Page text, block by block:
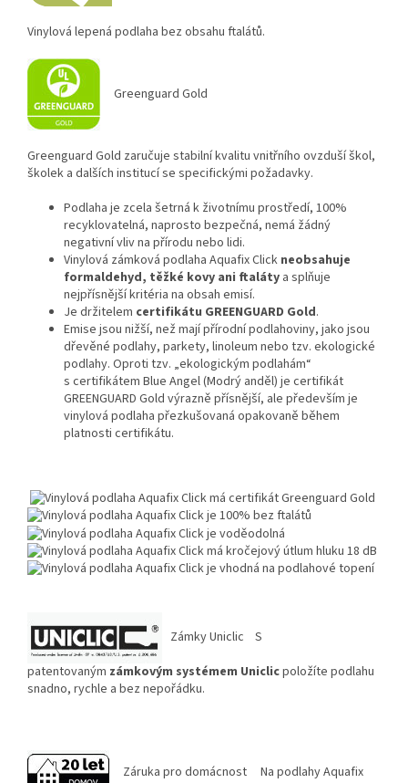
Vinylová lepená podlaha bez obsahu ftalátů.
Greenguard Gold
Greenguard Gold zaručuje stabilní kvalitu vnitřního ovzduší škol,
školek a dalších institucí se specifickými požadavky.
Podlaha je zcela šetrná k životnímu prostředí, 100%
recyklovatelná, naprosto bezpečná, nemá žádný
negativní vliv na přírodu nebo lidi.
Vinylová zámková podlaha Aquafix Click neobsahuje
formaldehyd, těžké kovy ani ftaláty a splňuje
nejpřísnější kritéria na obsah emisí.
Je držitelem certifikátu GREENGUARD Gold.
Emise jsou nižší, než mají přírodní podlahoviny, jako jsou
dřevěné podlahy, parkety, linoleum nebo tzv. ekologické
podlahy. Oproti tzv. „ekologickým podlahám“
s certifikátem Blue Angel (Modrý anděl) je certifikát
GREENGUARD Gold výrazně přísnější, ale především je
vinylová podlaha přezkušovaná opakovaně během
platnosti certifikátu.
Zámky Uniclic S
patentovaným zámkovým systémem Uniclicpoložíte podlahu
snadno, rychle a bez nepořádku.
Záruka pro domácnost Na podlahy Aquafix